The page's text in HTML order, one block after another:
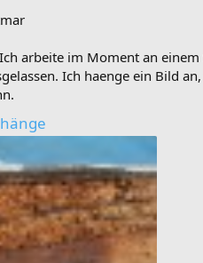
Ich arbeite im Moment an
Ich haenge ein Bild